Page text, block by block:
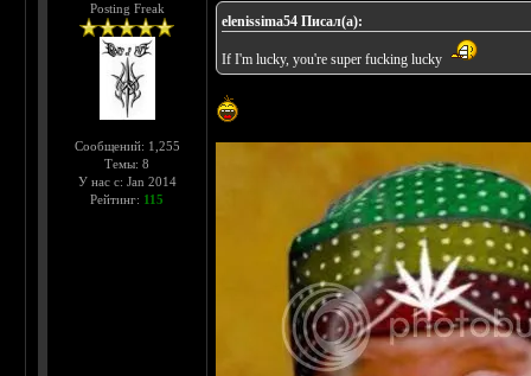
Posting Freak
Сообщений: 1,255
Темы: 8
У нас с: Jan 2014
Рейтинг: 115
elenissima54 Писал(а):
If I'm lucky, you're super fucking lucky